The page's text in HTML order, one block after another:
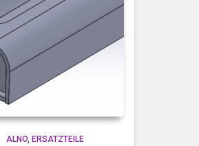
ALNO ERSATZTEILE